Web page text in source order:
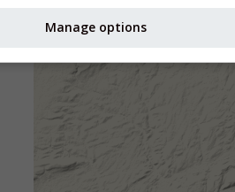
Manage options